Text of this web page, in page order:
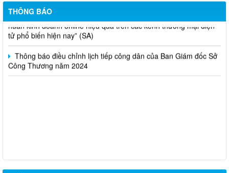
THÔNG BÁO
Thông báo lựa chọn nhà thầu thực hiện gói thầu: “tổ chức tập
huấn kinh doanh online hiệu quả trên các kênh thương mại điện
tử phổ biến hiện nay” (SA)
Thông báo điều chỉnh lịch tiếp công dân của Ban Giám đốc Sở
Công Thương năm 2024